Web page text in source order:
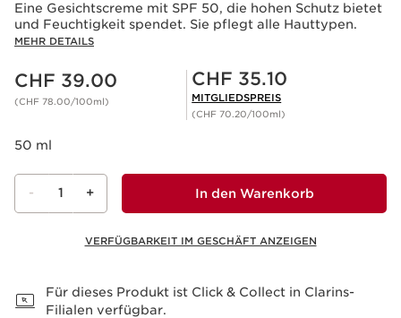
Eine Gesichtscreme mit SPF 50, die hohen Schutz bietet
und Feuchtigkeit spendet. Sie pflegt alle Hauttypen.
MEHR DETAILS
Aktueller Preis CHF 39.00
CHF 39.00
(CHF 78.00/100ml)
Mitgliederpreis CHF 35.10
CHF 35.10
MITGLIEDSPREIS
(CHF 70.20/100ml)
50 ml
- 1 + In den Warenkorb
VERFÜGBARKEIT IM GESCHÄFT ANZEIGEN
Für dieses Produkt ist Click & Collect in Clarins-
Filialen verfügbar.